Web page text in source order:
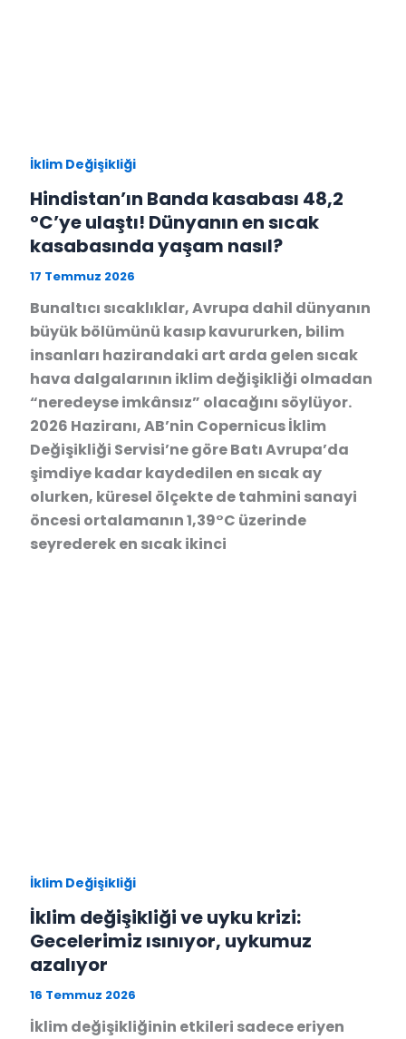
İklim Değişikliği
Hindistan’ın Banda kasabası 48,2
°C’ye ulaştı! Dünyanın en sıcak
kasabasında yaşam nasıl?
17 Temmuz 2026
Bunaltıcı sıcaklıklar, Avrupa dahil dünyanın
büyük bölümünü kasıp kavururken, bilim
insanları hazirandaki art arda gelen sıcak
hava dalgalarının iklim değişikliği olmadan
“neredeyse imkânsız” olacağını söylüyor.
2026 Haziranı, AB’nin Copernicus İklim
Değişikliği Servisi’ne göre Batı Avrupa’da
şimdiye kadar kaydedilen en sıcak ay
olurken, küresel ölçekte de tahmini sanayi
öncesi ortalamanın 1,39°C üzerinde
seyrederek en sıcak ikinci
İklim Değişikliği
İklim değişikliği ve uyku krizi:
Gecelerimiz ısınıyor, uykumuz
azalıyor
16 Temmuz 2026
İklim değişikliğinin etkileri sadece eriyen